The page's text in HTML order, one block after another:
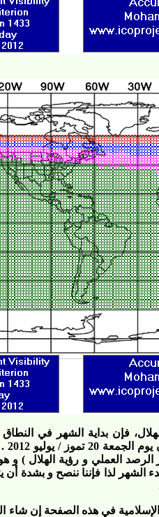
فإن بداية الشهر في
العملي و رؤية الهلال ) و هو
الشهر لذا فإننا ننصح و بشدة أن
في هذه الصفحة إن شاء